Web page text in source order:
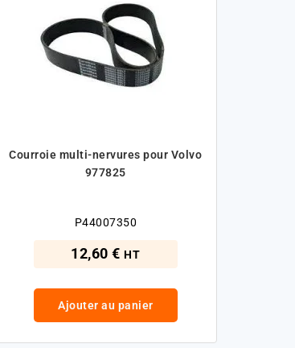
Courroie multi-nervures pour Volvo
977825
P44007350
12,60 €HT
Ajouter au panier